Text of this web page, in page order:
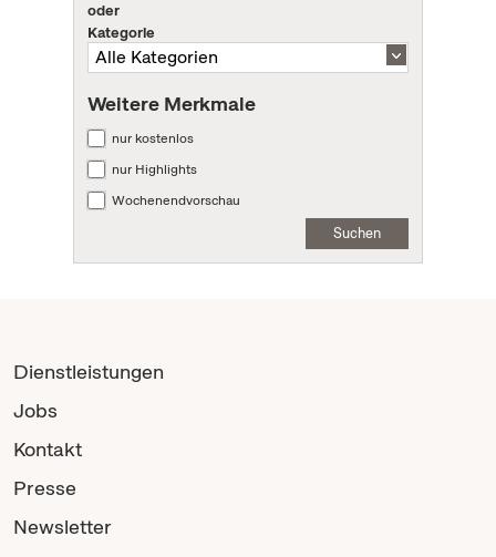
oder
Kategorie
Weitere Merkmale
nur kostenlos
nur Highlights
Wochenendvorschau
Suchen
Dienstleistungen
Jobs
Kontakt
Presse
Newsletter